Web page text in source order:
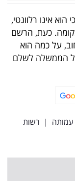
אינו רלוונטי,
כעת, הרשם
על כמה הוא
הממשלה לשלם
עמותה | רשות